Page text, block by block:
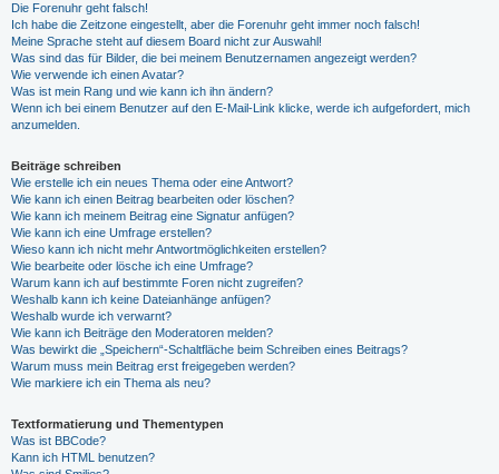
Die Forenuhr geht falsch!
Ich habe die Zeitzone eingestellt, aber die Forenuhr geht immer noch falsch!
Meine Sprache steht auf diesem Board nicht zur Auswahl!
Was sind das für Bilder, die bei meinem Benutzernamen angezeigt werden?
Wie verwende ich einen Avatar?
Was ist mein Rang und wie kann ich ihn ändern?
Wenn ich bei einem Benutzer auf den E-Mail-Link klicke, werde ich aufgefordert, mich
anzumelden.
Beiträge schreiben
Wie erstelle ich ein neues Thema oder eine Antwort?
Wie kann ich einen Beitrag bearbeiten oder löschen?
Wie kann ich meinem Beitrag eine Signatur anfügen?
Wie kann ich eine Umfrage erstellen?
Wieso kann ich nicht mehr Antwortmöglichkeiten erstellen?
Wie bearbeite oder lösche ich eine Umfrage?
Warum kann ich auf bestimmte Foren nicht zugreifen?
Weshalb kann ich keine Dateianhänge anfügen?
Weshalb wurde ich verwarnt?
Wie kann ich Beiträge den Moderatoren melden?
Was bewirkt die „Speichern“-Schaltfläche beim Schreiben eines Beitrags?
Warum muss mein Beitrag erst freigegeben werden?
Wie markiere ich ein Thema als neu?
Textformatierung und Thementypen
Was ist BBCode?
Kann ich HTML benutzen?